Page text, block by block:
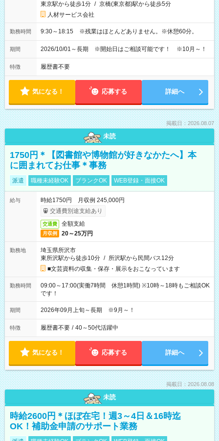
東京駅から徒歩1分 / 京橋(東京都)駅から徒歩5分
人材サービス会社
勤務時間 9:30～18:15 ※残業はほとんどありません。※休憩60分。
期間 2026/10/01～長期 ※開始日はご相談可能です！ ※10月～！
特徴 履歴書不要
気になる！ 応募する 詳細へ
掲載日：2026.08.07
未読
1750円＊【図書館や博物館が好きなかたへ】本
に囲まれてお仕事＊事務
派遣 職種未経験OK ブランクOK WEB登録・面接OK
給与
時給1750円 月収例 245,000円
交通費別途支給あり
交通費 全額支給
月収例 20～25万円
勤務地
埼玉県所沢市
東所沢駅から徒歩10分 / 所沢駅から民間バス12分
■文芸資料の収集・保存・展示をおこなっています
勤務時間
09:00～17:00(実働7時間 休憩1時間) ※10時～18時もご相談OK
です！
期間 2026年09月上旬～長期 ※9月～！
特徴 履歴書不要 / 40～50代活躍中
気になる！ 応募する 詳細へ
掲載日：2026.08.08
未読
時給2600円＊ほぼ在宅！週3～4日＆16時迄
OK！補助金申請のサポート業務